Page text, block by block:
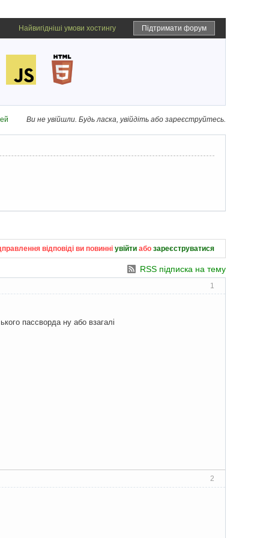
Підтримати форум
Найвигідніші умови хостингу
Ви не увійшли. Будь ласка, увійдіть або зареєструйтесь.
відповіді ви повинні увійти або зареєструватися
RSS підписка на тему
1
пассворда ну або взагалі
2